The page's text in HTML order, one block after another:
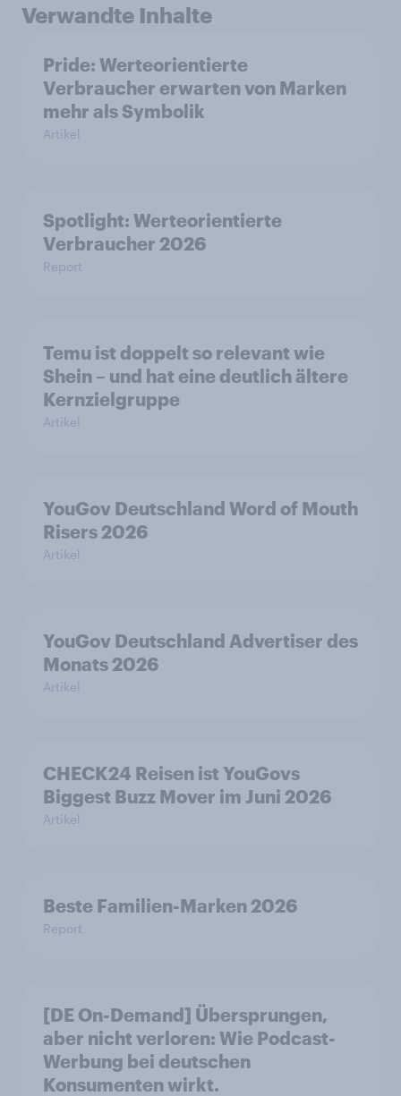
Verwandte Inhalte
Pride: Werteorientierte
Verbraucher erwarten von Marken
mehr als Symbolik
Artikel
Spotlight: Werteorientierte
Verbraucher 2026
Report
Temu ist doppelt so relevant wie
Shein – und hat eine deutlich ältere
Kernzielgruppe
Artikel
YouGov Deutschland Word of Mouth
Risers 2026
Artikel
YouGov Deutschland Advertiser des
Monats 2026
Artikel
CHECK24 Reisen ist YouGovs
Biggest Buzz Mover im Juni 2026
Artikel
Beste Familien-Marken 2026
Report
[DE On-Demand] Übersprungen,
aber nicht verloren: Wie Podcast-
Werbung bei deutschen
Konsumenten wirkt.